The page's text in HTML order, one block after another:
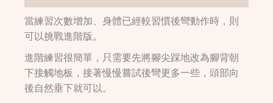
當練習次數增加、身體已經較習慣後彎動作時，則
可以挑戰進階版。
進階練習很簡單，只需要先將腳尖踩地改為腳背朝
下接觸地板，接著慢慢嘗試後彎更多一些，頭部向
後自然垂下就可以。